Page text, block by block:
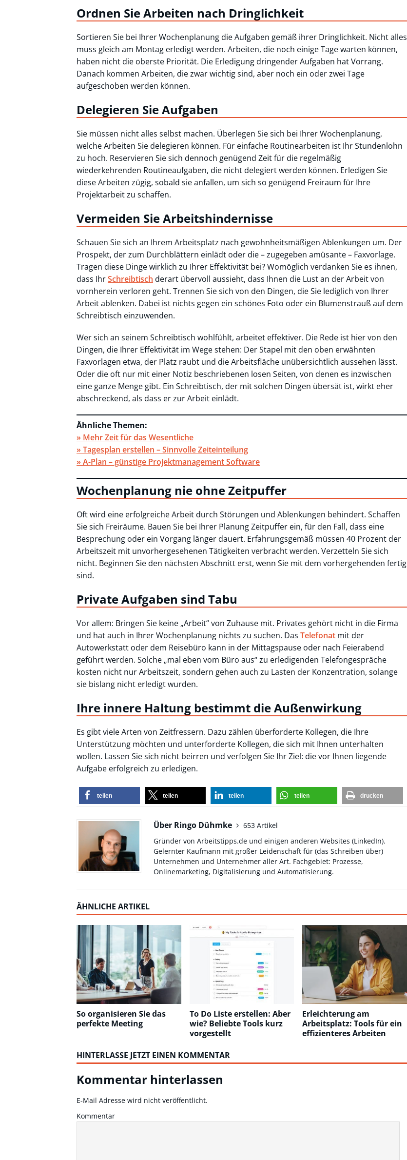
Ordnen Sie Arbeiten nach Dringlichkeit
Sortieren Sie bei Ihrer Wochenplanung die Aufgaben gemäß ihrer Dringlichkeit. Nicht alles
muss gleich am Montag erledigt werden. Arbeiten, die noch einige Tage warten können,
haben nicht die oberste Priorität. Die Erledigung dringender Aufgaben hat Vorrang.
Danach kommen Arbeiten, die zwar wichtig sind, aber noch ein oder zwei Tage
aufgeschoben werden können.
Delegieren Sie Aufgaben
Sie müssen nicht alles selbst machen. Überlegen Sie sich bei Ihrer Wochenplanung,
welche Arbeiten Sie delegieren können. Für einfache Routinearbeiten ist Ihr Stundenlohn
zu hoch. Reservieren Sie sich dennoch genügend Zeit für die regelmäßig
wiederkehrenden Routineaufgaben, die nicht delegiert werden können. Erledigen Sie
diese Arbeiten zügig, sobald sie anfallen, um sich so genügend Freiraum für Ihre
Projektarbeit zu schaffen.
Vermeiden Sie Arbeitshindernisse
Schauen Sie sich an Ihrem Arbeitsplatz nach gewohnheitsmäßigen Ablenkungen um. Der
Prospekt, der zum Durchblättern einlädt oder die – zugegeben amüsante – Faxvorlage.
Tragen diese Dinge wirklich zu Ihrer Effektivität bei? Womöglich verdanken Sie es ihnen,
dass IhrSchreibtisch derart übervoll aussieht, dass Ihnen die Lust an der Arbeit von
vornherein verloren geht. Trennen Sie sich von den Dingen, die Sie lediglich von Ihrer
Arbeit ablenken. Dabei ist nichts gegen ein schönes Foto oder ein Blumenstrauß auf dem
Schreibtisch einzuwenden.
Wer sich an seinem Schreibtisch wohlfühlt, arbeitet effektiver. Die Rede ist hier von den
Dingen, die Ihrer Effektivität im Wege stehen: Der Stapel mit den oben erwähnten
Faxvorlagen etwa, der Platz raubt und die Arbeitsfläche unübersichtlich aussehen lässt.
Oder die oft nur mit einer Notiz beschriebenen losen Seiten, von denen es inzwischen
eine ganze Menge gibt. Ein Schreibtisch, der mit solchen Dingen übersät ist, wirkt eher
abschreckend, als dass er zur Arbeit einlädt.
Ähnliche Themen:
» Mehr Zeit für das Wesentliche
» Tagesplan erstellen – Sinnvolle Zeiteinteilung
» A-Plan – günstige Projektmanagement Software
Wochenplanung nie ohne Zeitpuffer
Oft wird eine erfolgreiche Arbeit durch Störungen und Ablenkungen behindert. Schaffen
Sie sich Freiräume. Bauen Sie bei Ihrer Planung Zeitpuffer ein, für den Fall, dass eine
Besprechung oder ein Vorgang länger dauert. Erfahrungsgemäß müssen 40 Prozent der
Arbeitszeit mit unvorhergesehenen Tätigkeiten verbracht werden. Verzetteln Sie sich
nicht. Beginnen Sie den nächsten Abschnitt erst, wenn Sie mit dem vorhergehenden fertig
sind.
Private Aufgaben sind Tabu
Vor allem: Bringen Sie keine „Arbeit“ von Zuhause mit. Privates gehört nicht in die Firma
und hat auch in Ihrer Wochenplanung nichts zu suchen. Das Telefonat mit der
Autowerkstatt oder dem Reisebüro kann in der Mittagspause oder nach Feierabend
geführt werden. Solche „mal eben vom Büro aus“ zu erledigenden Telefongespräche
kosten nicht nur Arbeitszeit, sondern gehen auch zu Lasten der Konzentration, solange
sie bislang nicht erledigt wurden.
Ihre innere Haltung bestimmt die Außenwirkung
Es gibt viele Arten von Zeitfressern. Dazu zählen überforderte Kollegen, die Ihre
Unterstützung möchten und unterforderte Kollegen, die sich mit Ihnen unterhalten
wollen. Lassen Sie sich nicht beirren und verfolgen Sie Ihr Ziel: die vor Ihnen liegende
Aufgabe erfolgreich zu erledigen.
teilen teilen teilen teilen drucken
Über Ringo Dühmke
653 Artikel
Gründer von Arbeitstipps.de und einigen anderen Websites (LinkedIn).
Gelernter Kaufmann mit großer Leidenschaft für (das Schreiben über)
Unternehmen und Unternehmer aller Art. Fachgebiet: Prozesse,
Onlinemarketing, Digitalisierung und Automatisierung.
ÄHNLICHE ARTIKEL
So organisieren Sie das
perfekte Meeting
To Do Liste erstellen: Aber
wie? Beliebte Tools kurz
vorgestellt
Erleichterung am
Arbeitsplatz: Tools für ein
effizienteres Arbeiten
HINTERLASSE JETZT EINEN KOMMENTAR
Kommentar hinterlassen
E-Mail Adresse wird nicht veröffentlicht.
Kommentar